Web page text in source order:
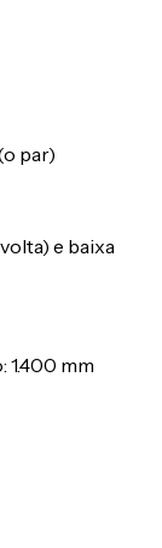
par)
e baixa
mm